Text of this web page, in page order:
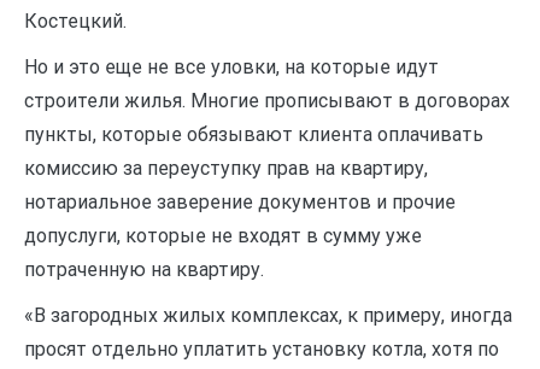
Костецкий.
Но и это еще не все уловки, на которые идут
строители жилья. Многие прописывают в договорах
пункты, которые обязывают клиента оплачивать
комиссию за переуступку прав на квартиру,
нотариальное заверение документов и прочие
допуслуги, которые не входят в сумму уже
потраченную на квартиру.
«В загородных жилых комплексах, к примеру, иногда
просят отдельно уплатить установку котла, хотя по